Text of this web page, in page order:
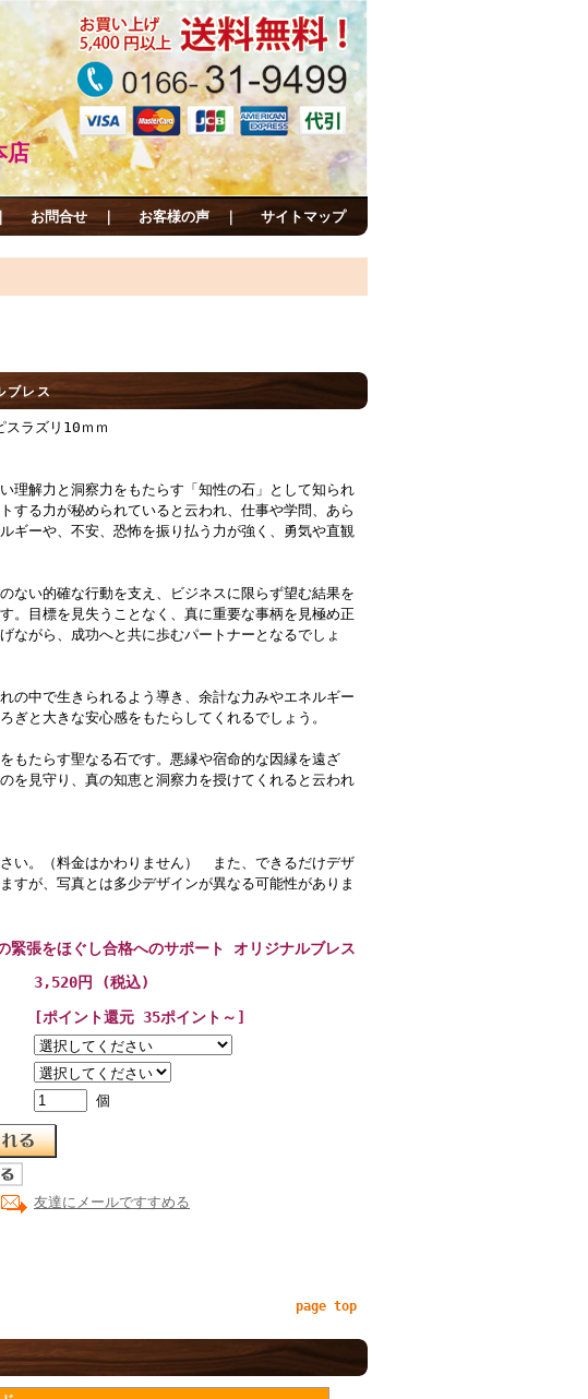
店
お問合せ ｜ お客様の声 ｜ サイトマップ
ブレス
ラズリ10ｍｍ
理解力と洞察力をもたらす「知性の石」として知られ
する力が秘められていると云われ、仕事や学問、あら
ギーや、不安、恐怖を振り払う力が強く、勇気や直観
ない的確な行動を支え、ビジネスに限らず望む結果を
。目標を見失うことなく、真に重要な事柄を見極め正
ながら、成功へと共に歩むパートナーとなるでしょ
の中で生きられるよう導き、余計な力みやエネルギー
と大きな安心感をもたらしてくれるでしょう。
もたらす聖なる石です。悪縁や宿命的な因縁を遠ざ
を見守り、真の知恵と洞察力を授けてくれると云われ
い。（料金はかわりません） また、できるだけデザ
すが、写真とは多少デザインが異なる可能性がありま
緊張をほぐし合格へのサポート オリジナルブレス
3,520円 (税込)
[ポイント還元 35ポイント～]
個
友達にメールですすめる
page top